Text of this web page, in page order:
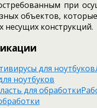
при
объектов,
несущих конструкций.
ноутбуков